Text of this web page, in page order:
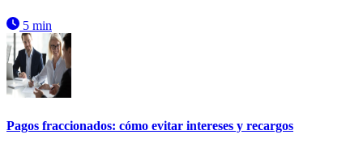
5 min
Pagos fraccionados: cómo evitar intereses y recargos